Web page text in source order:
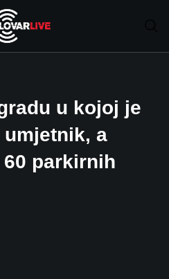
u kojoj je
a
parkirnih